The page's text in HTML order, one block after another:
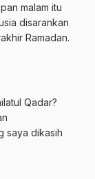
malam itu
disarankan
Ramadan.
Qadar?
saya dikasih